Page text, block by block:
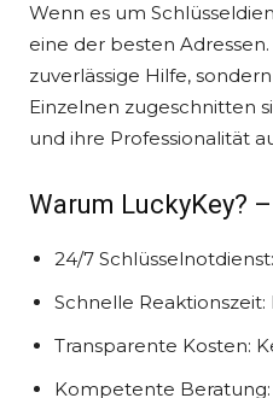
Wenn es um
eine der besten
zuverlässige Hilfe,
Einzelnen zugeschnitten
und ihre Professionalität
Warum LuckyKey?
24/7
Schnelle
Transparente Kosten:
Kompetente Beratung: